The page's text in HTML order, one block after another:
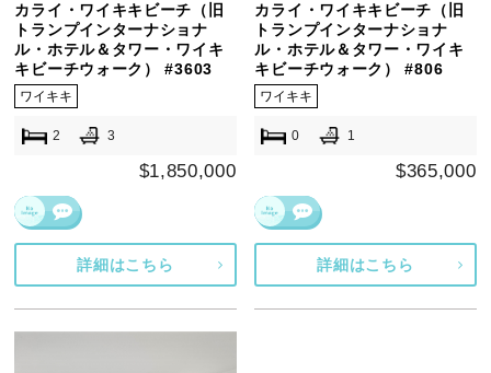
カライ・ワイキキビーチ（旧
トランプインターナショナ
ル・ホテル＆タワー・ワイキ
キビーチウォーク） #3603
ワイキキ
2 3
$1,850,000
詳細はこちら
カライ・ワイキキビーチ（旧
トランプインターナショナ
ル・ホテル＆タワー・ワイキ
キビーチウォーク） #806
ワイキキ
0 1
$365,000
詳細はこちら